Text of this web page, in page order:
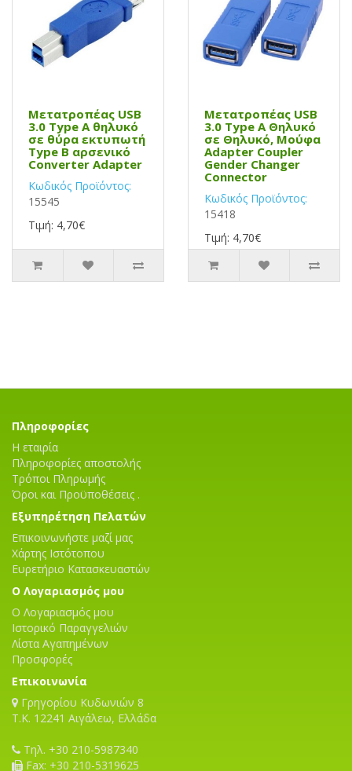
Μετατροπέας USB
3.0 Type A θηλυκό
σε θύρα εκτυπωτή
Type B αρσενικό
Converter Adapter
Κωδικός Προϊόντος:
15545
Τιμή: 4,70€
Μετατροπέας USB
3.0 Type A Θηλυκό
σε Θηλυκό, Μούφα
Adapter Coupler
Gender Changer
Connector
Κωδικός Προϊόντος:
15418
Τιμή: 4,70€
Πληροφορίες
Η εταιρία
Πληροφορίες αποστολής
Τρόποι Πληρωμής
Όροι και Προϋποθέσεις .
Εξυπηρέτηση Πελατών
Επικοινωνήστε μαζί μας
Χάρτης Ιστότοπου
Ευρετήριο Κατασκευαστών
Ο Λογαριασμός μου
Ο Λογαριασμός μου
Ιστορικό Παραγγελιών
Λίστα Αγαπημένων
Προσφορές
Επικοινωνία
Γρηγορίου Κυδωνιών 8
T.K. 12241 Αιγάλεω, Ελλάδα
Τηλ. +30 210-5987340
Fax: +30 210-5319625